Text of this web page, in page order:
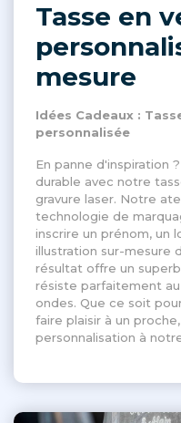
Tasse en
mesure
Idées Cadeaux :
personnalisée
En panne d'inspiration
durable avec notre
gravure laser. Notre
technologie de
inscrire un prénom, un
illustration sur-mesure
résultat offre un
résiste parfaitement
ondes. Que ce soit
faire plaisir à un
personnalisation à